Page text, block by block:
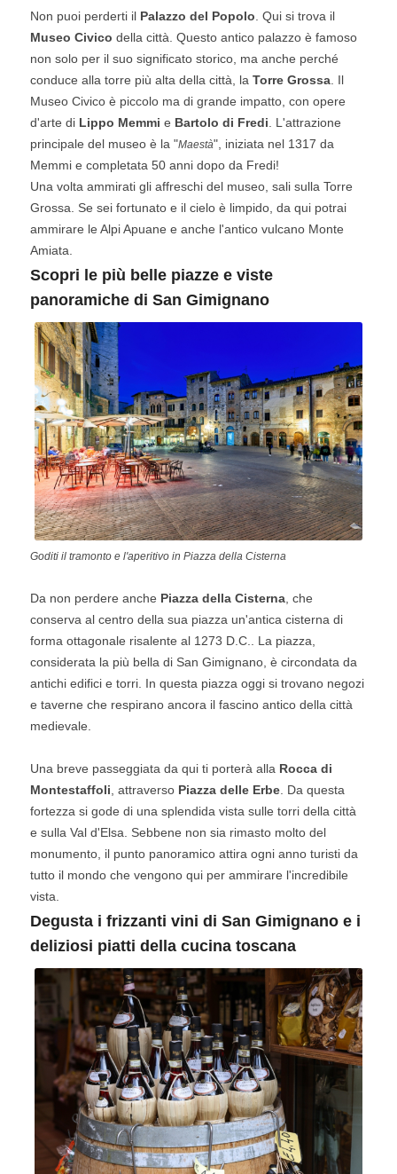
Non puoi perderti il Palazzo del Popolo . Qui si trova il
Museo Civico della città. Questo antico palazzo è famoso
non solo per il suo significato storico, ma anche perché
conduce alla torre più alta della città, laTorre Grossa . Il
Museo Civico è piccolo ma di grande impatto, con opere
d'arte di Lippo Memmie Bartolo di Fredi . L'attrazione
principale del museo è la "Maestà", iniziata nel 1317 da
Memmi e completata 50 anni dopo da Fredi!
Una volta ammirati gli affreschi del museo, sali sulla Torre
Grossa. Se sei fortunato e il cielo è limpido, da qui potrai
ammirare le Alpi Apuane e anche l'antico vulcano Monte
Amiata.
Scopri le più belle piazze e viste
panoramiche di San Gimignano
Goditi il tramonto e l'aperitivo in Piazza della Cisterna
Da non perdere anche Piazza della Cisterna , che
conserva al centro della sua piazza un'antica cisterna di
forma ottagonale risalente al 1273 D.C.. La piazza,
considerata la più bella di San Gimignano, è circondata da
antichi edifici e torri. In questa piazza oggi si trovano negozi
e taverne che respirano ancora il fascino antico della città
medievale.
Una breve passeggiata da qui ti porterà alla Rocca di
Montestaffoli , attraverso Piazza delle Erbe . Da questa
fortezza si gode di una splendida vista sulle torri della città
e sulla Val d'Elsa. Sebbene non sia rimasto molto del
monumento, il punto panoramico attira ogni anno turisti da
tutto il mondo che vengono qui per ammirare l'incredibile
vista.
Degusta i frizzanti vini di San Gimignano e i
deliziosi piatti della cucina toscana